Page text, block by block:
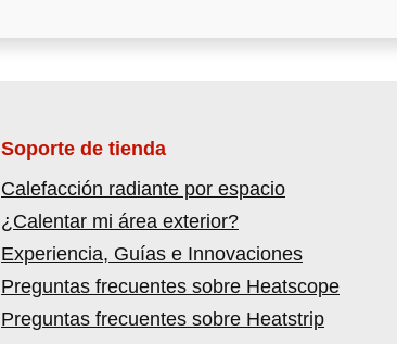
Soporte de tienda
Calefacción radiante por espacio
¿Calentar mi área exterior?
Experiencia, Guías e Innovaciones
Preguntas frecuentes sobre Heatscope
Preguntas frecuentes sobre Heatstrip